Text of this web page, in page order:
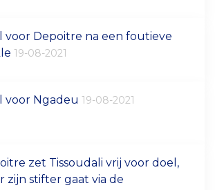
voor Depoitre na een foutieve
19-08-2021
voor Ngadeu 19-08-2021
zet Tissoudali vrij voor doel,
zijn stifter gaat via de